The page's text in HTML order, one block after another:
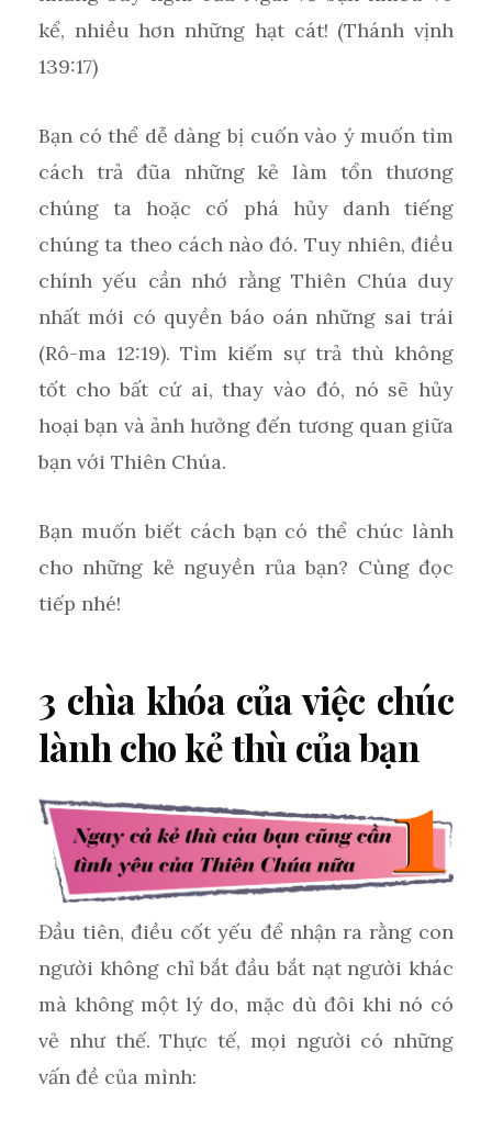
kể, nhiều hơn những hạt cát! (Thánh vịnh
139:17)
Bạn có thể dễ dàng bị cuốn vào ý muốn tìm
cách trả đũa những kẻ làm tổn thương
chúng ta hoặc cố phá hủy danh tiếng
chúng ta theo cách nào đó. Tuy nhiên, điều
chính yếu cần nhớ rằng Thiên Chúa duy
nhất mới có quyền báo oán những sai trái
(Rô-ma 12:19). Tìm kiếm sự trả thù không
tốt cho bất cứ ai, thay vào đó, nó sẽ hủy
hoại bạn và ảnh hưởng đến tương quan giữa
bạn với Thiên Chúa.
Bạn muốn biết cách bạn có thể chúc lành
cho những kẻ nguyền rủa bạn? Cùng đọc
tiếp nhé!
3 chìa khóa của việc chúc
lành cho kẻ thù của bạn
Đầu tiên, điều cốt yếu để nhận ra rằng con
người không chỉ bắt đầu bắt nạt người khác
mà không một lý do, mặc dù đôi khi nó có
vẻ như thế. Thực tế, mọi người có những
vấn đề của mình: